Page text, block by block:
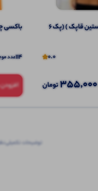
تیشرت نیم آستین(سراستین قاپک ) (پک 6
0.0
355,000تومان
باکسی
114عدد
توضیحات تکمیلی